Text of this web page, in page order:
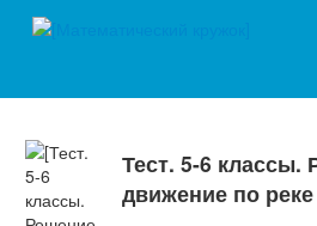
Тест. 5-6 классы.
движение по реке